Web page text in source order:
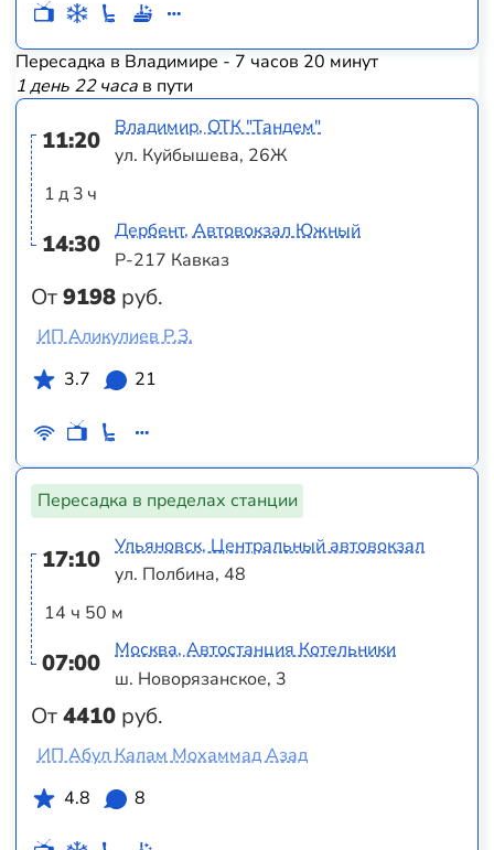
Пересадка в Владимире - 7 часов 20 минут
1 день 22 часав пути
11:20
1 д 3 ч
14:30
От9198 руб.
Владимир, ОТК "Тандем"
ул. Куйбышева, 26Ж
Дербент, Автовокзал Южный
Р-217 Кавказ
ИП Аликулиев Р.З.
3.7
21
Пересадка в пределах станции
17:10
14 ч 50 м
07:00
От4410 руб.
Ульяновск, Центральный автовокзал
ул. Полбина, 48
Москва, Автостанция Котельники
ш. Новорязанское, 3
ИП Абул Калам Мохаммад Азад
4.8
8